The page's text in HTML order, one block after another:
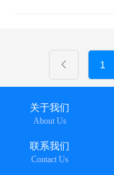
1
关于我们
About Us
联系我们
Contact Us